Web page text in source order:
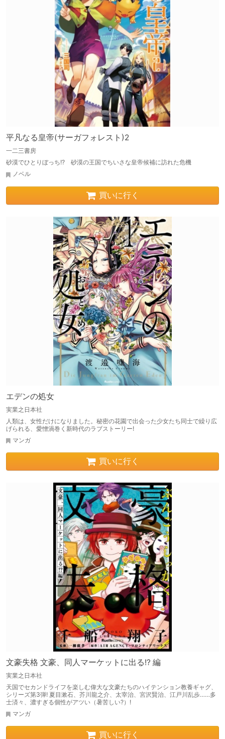
平凡なる皇帝(サーガフォレスト)2
一二三書房
砂漠でひとりぼっち!? 砂漠の王国でちいさな皇帝候補に訪れた危機
ノベル
買いに行く
エデンの処女
実業之日本社
人類は、女性だけになりました。秘密の花園で出会った少女たち同士で繰り広
げられる、愛憎渦巻く新時代のラブストーリー!
マンガ
買いに行く
文豪失格 文豪、同人マーケットに出る!? 編
実業之日本社
天国でセカンドライフを楽しむ偉大な文豪たちのハイテンション教養ギャグ、
シリーズ第3弾! 夏目漱石、芥川龍之介、太宰治、宮沢賢治、江戸川乱歩……多
士済々、濃すぎる個性がアツい（暑苦しい?）!
マンガ
買いに行く